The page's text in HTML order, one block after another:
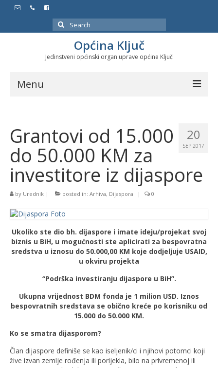
Search
for:
Općina Ključ
Jedinstveni općinski organ uprave općine Ključ
Menu
Službeni glasnici
Javne nabavke
Značajni datumi i manifestacije
Program energetske efikasnosti u stambenom
sektoru
20
SEP 2017
Grantovi od 15.000
do 50.000 KM za
investitore iz dijaspore
by Urednik | posted in: Arhiva, Dijaspora | 0
Ukoliko ste dio bh. dijaspore i imate ideju/projekat svoj
biznis u BiH, u mogućnosti ste aplicirati za bespovratna
sredstva u iznosu do 50.000,00 KM koje dodjeljuje USAID,
u okviru projekta
“Podrška investiranju dijaspore u BiH”.
Ukupna vrijednost BDM fonda je 1 milion USD. Iznos
bespovratnih sredstava se obično kreće po korisniku od
15.000 do 50.000 KM.
Ko se smatra dijasporom?
Član dijaspore definiše se kao iseljenik/ci i njihovi potomci koji
žive izvan zemlje rođenja ili porijekla, bilo na privremenoj ili